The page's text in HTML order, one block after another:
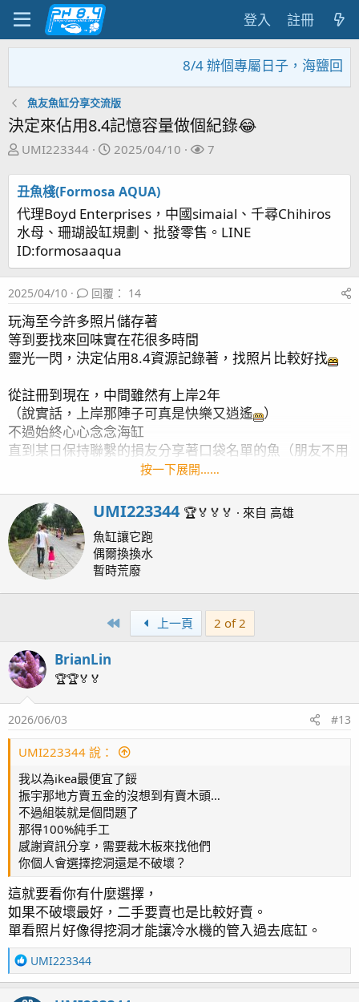
登入 註冊
8/4 辦個專屬日子，海鹽回
魚友魚缸分享交流版
決定來佔用8.4記憶容量做個紀錄😂
主
發
起
人
UMI223344
開
期
2025/04/10
關
7
丑魚棧(Formosa AQUA)
代理Boyd Enterprises，中國simaial、千尋Chihiros
水母、珊瑚設缸規劃、批發零售。LINE
ID:formosaaqua
2025/04/10 回覆： 14
玩海至今許多照片儲存著
等到要找來回味實在花很多時間
靈光一閃，決定佔用8.4資源記錄著，找照片比較好找
從註冊到現在，中間雖然有上岸2年
（說實話，上岸那陣子可真是快樂又逍遙
）
不過始終心心念念海缸
直到某日保持聯繫的損友分享著口袋名單的魚（朋友不用
多，損友幾個就夠燒錢了）
抱著買到就下海，沒買也樂逍遙心態
聯繫商家，魚還在
於是又重啟跳海第一缸跟到現在的魚缸，結束快樂逍遙的
生活
目前只想簡單輕鬆養
新出款的晶片式冷水機姑且一試，過去對晶片式印象沒很
好，購入一直很信賴的中科小造浪
這是3000L及6000L大小，給想購買的魚友當參考
尬一尬隨便應付內心想養海缸的心
沒多久不滿足又換了個28立方
按一下展開……
W
i
t
t
e
UMI223344 🏆🏅🏅🏅 · 來自 高雄
魚缸讓它跑
偶爾換換水
暫時荒廢
First 上一頁 2 of 2
BrianLin
🏆🏆🏅🏅
2026/06/03 #13
UMI223344 說：
我以為ikea最便宜了餒
振宇那地方賣五金的沒想到有賣木頭…
不過組裝就是個問題了
那得100%純手工
感謝資訊分享，需要裁木板來找他們
你個人會選擇挖洞還是不破壞？
這就要看你有什麼選擇，
如果不破壞最好，二手要賣也是比較好賣。
單看照片好像得挖洞才能讓冷水機的管入過去底缸。
R
e
UMI223344